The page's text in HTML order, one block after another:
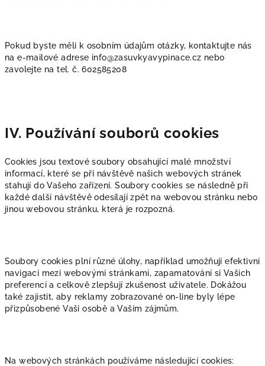
Pokud byste měli k osobním údajům otázky, kontaktujte nás
na e-mailové adrese info@zasuvkyavypinace.cz nebo
zavolejte na tel. č. 602585208
IV. Používání souborů cookies
Cookies jsou textové soubory obsahující malé množství
informací, které se při návštěvě našich webových stránek
stahují do Vašeho zařízení. Soubory cookies se následně při
každé další návštěvě odesílají zpět na webovou stránku nebo
jinou webovou stránku, která je rozpozná.
Soubory cookies plní různé úlohy, například umožňují efektivní
navigaci mezi webovými stránkami, zapamatování si Vašich
preferencí a celkově zlepšují zkušenost uživatele. Dokážou
také zajistit, aby reklamy zobrazované on-line byly lépe
přizpůsobené Vaší osobě a Vaším zájmům.
Na webových stránkách používáme následující cookies: